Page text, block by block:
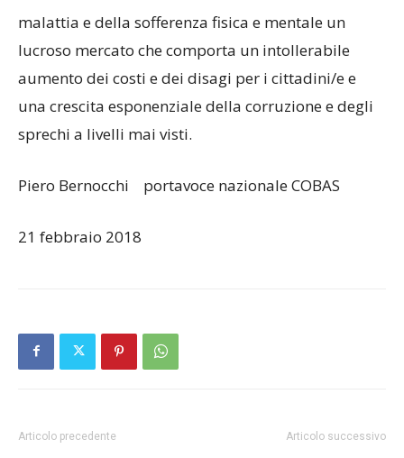
malattia e della sofferenza fisica e mentale un
lucroso mercato che comporta un intollerabile
aumento dei costi e dei disagi per i cittadini/e e
una crescita esponenziale della corruzione e degli
sprechi a livelli mai visti.
Piero Bernocchi portavoce nazionale COBAS
21 febbraio 2018
Articolo precedente Articolo successivo